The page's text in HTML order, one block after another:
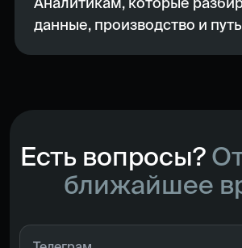
данные, производство и
Есть вопросы?
ближайшее